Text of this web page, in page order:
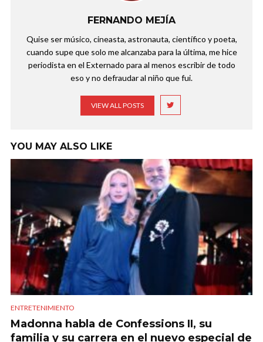
FERNANDO MEJÍA
Quise ser músico, cineasta, astronauta, científico y poeta,
cuando supe que solo me alcanzaba para la última, me hice
periodista en el Externado para al menos escribir de todo
eso y no defraudar al niño que fui.
VIEW ALL POSTS
YOU MAY ALSO LIKE
ENTRETENIMIENTO
Madonna habla de Confessions II, su
familia y su carrera en el nuevo especial de